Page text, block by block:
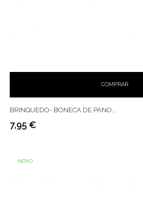
COMPRAR
BRINQUEDO- BONECA DE PANO...
Preço
7,95 €
NOVO